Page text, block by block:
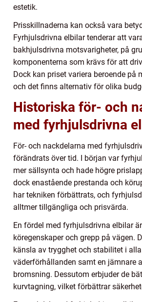
estetik.
Prisskillnaderna kan också vara
Fyrhjulsdrivna elbilar tenderar att
bakhjulsdrivna motsvarigheter, på
komponenterna som krävs för att
Dock kan priset variera beroende på
och det finns alternativ för olika
Historiska för- och
med fyrhjulsdrivna
För- och nackdelarna med
förändrats över tid. I början var
mer sällsynta och hade högre
dock enastående prestanda och
har tekniken förbättrats, och
alltmer tillgängliga och prisvärda.
En fördel med fyrhjulsdrivna elbilar
köregenskaper och grepp på vägen.
känsla av trygghet och stabilitet i alla
väderförhållanden samt en jämnare
bromsning. Dessutom erbjuder de
kurvtagning, vilket förbättrar